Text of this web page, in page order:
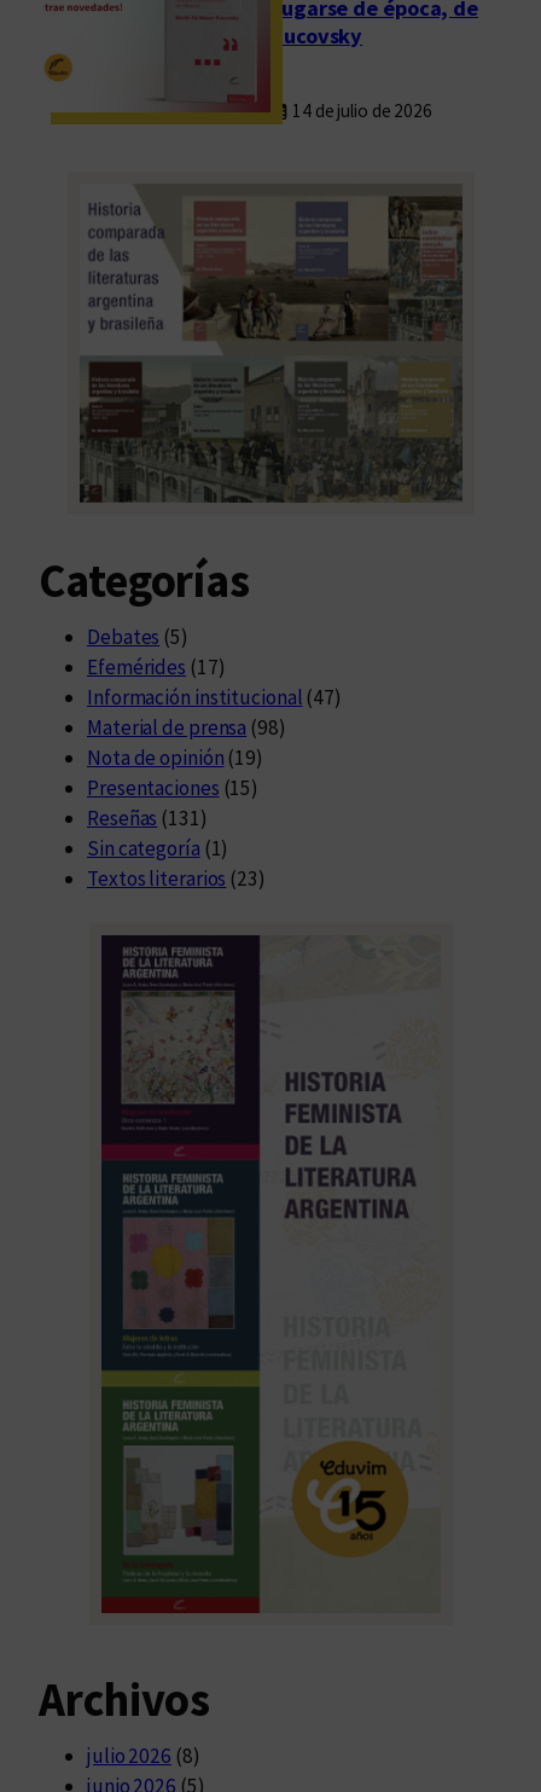
Fugarse de época, de
Rucovsky
14 de julio de 2026
Categorías
Debates (5)
Efemérides (17)
Información institucional (47)
Material de prensa (98)
Nota de opinión (19)
Presentaciones (15)
Reseñas (131)
Sin categoría (1)
Textos literarios (23)
Archivos
julio 2026 (8)
junio 2026 (5)